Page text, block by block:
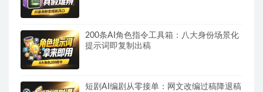
200条AI角色指令工具箱：八大身份场景化
提示词即复制出稿
短剧AI编剧从零接单：网文改编过稿降退稿